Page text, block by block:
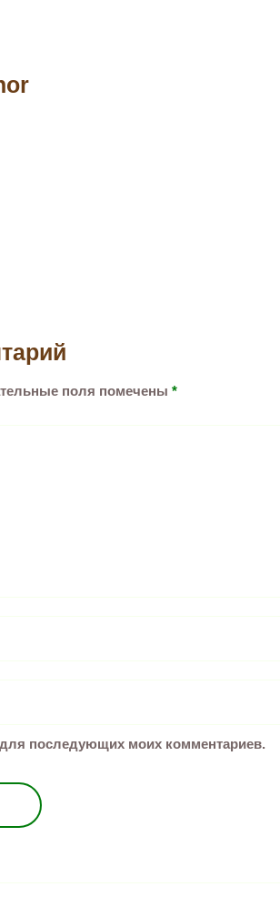
поля помечены *
последующих моих комментариев.